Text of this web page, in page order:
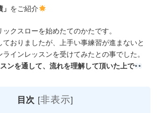
:
をご紹介
クスローを始めたてのかたです。
おりましたが、上手い事練習が進まないと
インレッスンを受けてみたとの事でした。
ンを通して、流れを理解して頂いた上で
目次 [非表示]